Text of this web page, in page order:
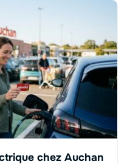
chez Auchan